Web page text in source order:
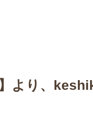
】より、